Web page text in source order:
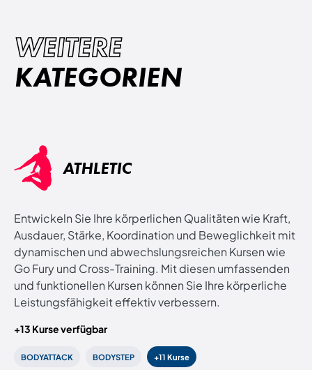
WEITERE
KATEGORIEN
ATHLETIC
Entwickeln Sie Ihre körperlichen Qualitäten wie Kraft,
Ausdauer, Stärke, Koordination und Beweglichkeit mit
dynamischen und abwechslungsreichen Kursen wie
Go Fury und Cross-Training. Mit diesen umfassenden
und funktionellen Kursen können Sie Ihre körperliche
Leistungsfähigkeit effektiv verbessern.
+13 Kurse verfügbar
BODYATTACK BODYSTEP +11 Kurse